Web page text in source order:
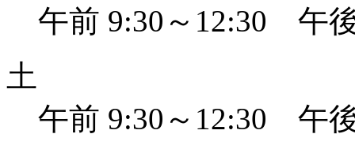
午前 9:30～12:30 午
土
午前 9:30～12:30 午